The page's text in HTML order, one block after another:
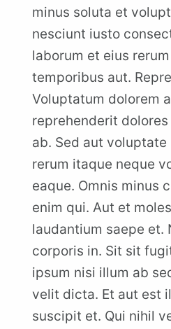
minus soluta et
nesciunt iusto
laborum et eius
temporibus aut.
Voluptatum dolorem
reprehenderit
ab. Sed aut
rerum itaque neque
eaque. Omnis minus
enim qui. Aut et
laudantium saepe et.
corporis in. Sit sit
ipsum nisi illum ab
velit dicta. Et aut est
suscipit et. Qui nihil